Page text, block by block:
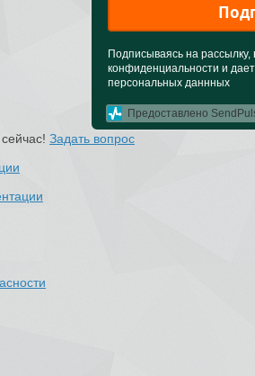
Подписываясь на рассылку,
конфиденциальности и
персональных даннных
Предоставлено
Задать вопрос